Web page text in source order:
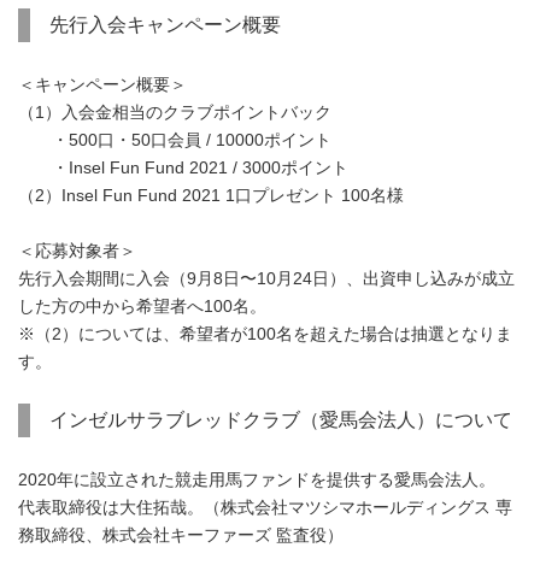
先行入会キャンペーン概要
＜キャンペーン概要＞
（1）入会金相当のクラブポイントバック
・500口・50口会員 / 10000ポイント
・Insel Fun Fund 2021 / 3000ポイント
（2）Insel Fun Fund 2021 1口プレゼント 100名様
＜応募対象者＞
先行入会期間に入会（9月8日〜10月24日）、出資申し込みが成立
した方の中から希望者へ100名。
※（2）については、希望者が100名を超えた場合は抽選となりま
す。
インゼルサラブレッドクラブ（愛馬会法人）について
2020年に設立された競走用馬ファンドを提供する愛馬会法人。
代表取締役は大住拓哉。（株式会社マツシマホールディングス 専
務取締役、株式会社キーファーズ 監査役）
Japanese